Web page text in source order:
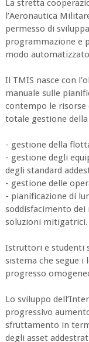
La stretta
l’Aeronautica
permesso di
programmazione e
modo
Il TMIS nasce con
manuale sulle
contempo le risorse
totale gestione
- gestione della
- gestione degli
degli standard
- gestione delle
- pianificazione di
soddisfacimento
soluzioni mitigatrici.
Istruttori e studenti
sistema che segue i
progresso
Lo sviluppo
progressivo
sfruttamento in
degli asset